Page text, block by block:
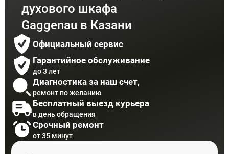
духового шкафа
Gaggenau в Казани
Официальный сервис
Гарантийное обслуживание
до 3 лет
Диагностика за наш счет,
ремонт по желанию
Бесплатный выезд курьера
в день обращения
Срочный ремонт
от 35 минут